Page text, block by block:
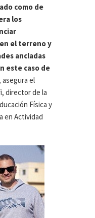
como de
los
el terreno y
ancladas
este caso de
, asegura el
director de la
Física y
en Actividad